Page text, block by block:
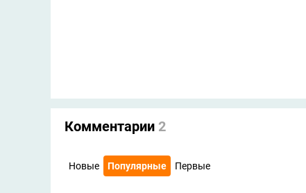
Комментарии 2
Новые Популярные Первые